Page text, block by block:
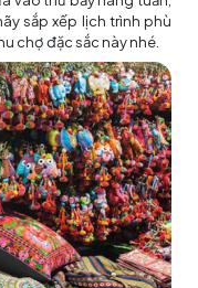
sắp xếp lịch trình phù
chợ đặc sắc này nhé.